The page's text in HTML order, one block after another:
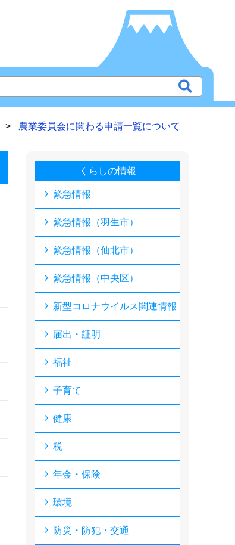
農業委員会に関わる申請一覧について
くらしの情報
緊急情報
緊急情報（羽生市）
緊急情報（仙北市）
緊急情報（中央区）
新型コロナウイルス関連情報
届出・証明
福祉
子育て
健康
税
年金・保険
環境
防災・防犯・交通